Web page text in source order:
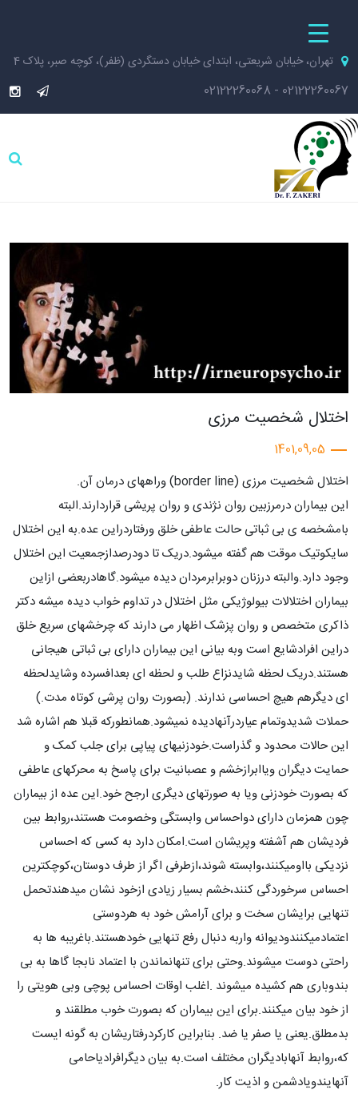
تهران، خیابان شریعتی، ابتدای خیابان دستگردی (ظفر)، کوچه صبر، پلاک 4
02122260067
-
02122260068
اختلال شخصیت مرزی
1401,09,05
اختلال شخصیت مرزی (border line) وراههای درمان آن.
این بیماران درمرزبین روان نژندی و روان پریشی قراردارند.البته
بامشخصه ی بی ثباتی حالت عاطفی خلق ورفتاردراین عده.به این اختلال
سایکوتیک موقت هم گفته میشود.دریک تا دودرصدازجمعیت این اختلال
وجود دارد.والبته درزنان دوبرابرمردان دیده میشود.گاهادربعضی ازاین
بیماران اختلالات بیولوژیکی مثل اختلال در تداوم خواب دیده میشه دکتر
ذاکری متخصص و روان پزشک اظهار می دارند که چرخشهای سریع خلق
دراین افرادشایع است وبه بیانی این بیماران دارای بی ثباتی هیجانی
هستند.دریک لحظه شایدنزاع طلب و لحظه ای بعدافسرده وشایدلحظه
ای دیگرهم هیچ احساسی ندارند. (بصورت روان پرشی کوتاه مدت.)
حملات شدیدوتمام عیاردرآنهادیده نمیشود.همانطورکه قبلا هم اشاره شد
این حالات محدود و گذراست.خودزنیهای پیاپی برای جلب کمک و
حمایت دیگران ویاابرازخشم و عصبانیت برای پاسخ به محرکهای عاطفی
که بصورت خودزنی ویا به صورتهای دیگری ارجح خود.این عده از بیماران
چون همزمان دارای دواحساس وابستگی وخصومت هستند،روابط بین
فردیشان هم آشفته وپریشان است.امکان دارد به کسی که احساس
نزدیکی بااومیکنند،وابسته شوند،ازطرفی اگر از طرف دوستان،کوچکترین
احساس سرخوردگی کنند،خشم بسیار زیادی ازخود نشان میدهندتحمل
تنهایی برایشان سخت و برای آرامش خود به هردوستی
اعتمادمیکنندودیوانه واربه دنبال رفع تنهایی خودهستند.باغریبه ها به
راحتی دوست میشوند.وحتی برای تنهانماندن با اعتماد نابجا گاها به بی
بندوباری هم کشیده میشوند .اغلب اوقات احساس پوچی وبی هویتی را
از خود بیان میکنند.برای این بیماران که بصورت خوب مطلقند و
بدمطلق.یعنی یا صفر یا ضد. بنابراین کارکردرفتاریشان به گونه ایست
که،روابط آنهابادیگران مختلف است.به بیان دیگرافرادیاحامی
آنهایندویادشمن و اذیت کار.